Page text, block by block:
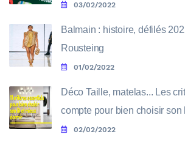
03/02/2022
Balmain : histoire, défilés
Rousteing
01/02/2022
Déco Taille, matelas... Les
compte pour bien choisir son
02/02/2022